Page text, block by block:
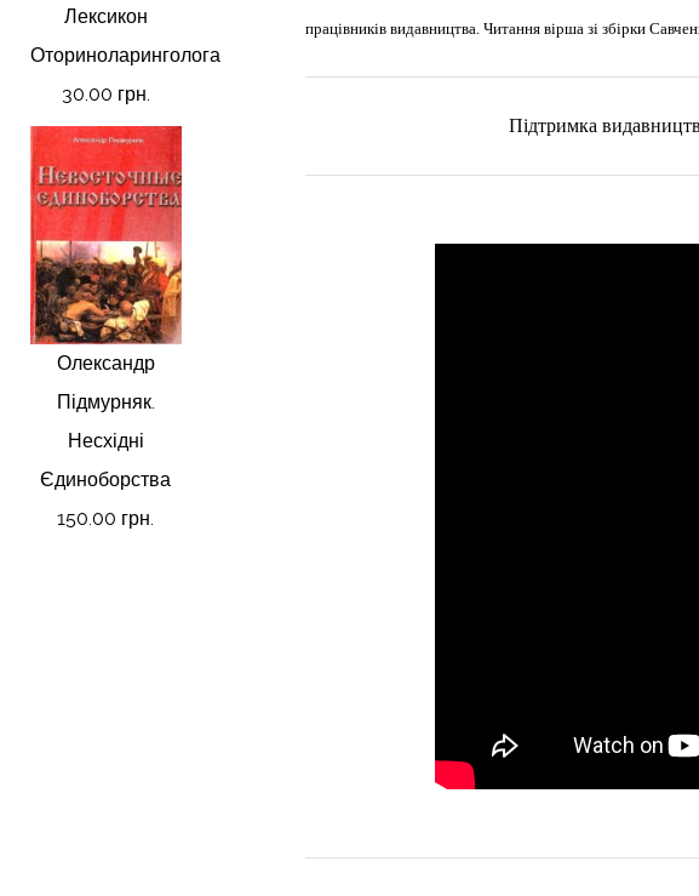
Лексикон
Оториноларинголога
30.00 грн.
Олександр
Підмурняк.
Несхідні
Єдиноборства
150.00 грн.
працівників видавництва. Читання вірша зі збірки
Підтримка